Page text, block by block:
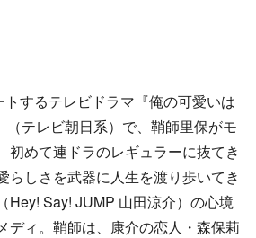
するテレビドラマ『俺の可愛いは
（テレビ朝日系）で、鞘師里保がモ
初めて連ドラのレギュラーに抜てき
らしさを武器に人生を渡り歩いてき
Hey! Say! JUMP 山田涼介）の心境
ディ。鞘師は、康介の恋人・森保莉